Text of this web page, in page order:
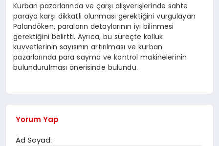
Kurban pazarlarında ve çarşı alışverişlerinde sahte
paraya karşı dikkatli olunması gerektiğini vurgulayan
Palandöken, paraların detaylarının iyi bilinmesi
gerektiğini belirtti. Ayrıca, bu süreçte kolluk
kuvvetlerinin sayısının artırılması ve kurban
pazarlarında para sayma ve kontrol makinelerinin
bulundurulması önerisinde bulundu.
Yorum Yap
Ad Soyad: